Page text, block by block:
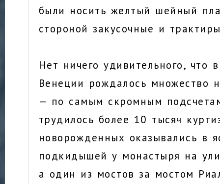
были носить желтый шейный
стороной закусочные и
Нет ничего удивительного, что
Венеции рождалось множество
— по самым скромным
трудилось более 10 тысяч
новорожденных оказывались в
подкидышей у монастыря на
а один из мостов за мостом